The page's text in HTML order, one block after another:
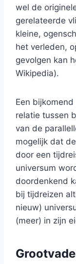
wel de
gerelateerde
kleine,
het verleden,
gevolgen kan
Wikipedia).
Een
relatie tussen
van de
mogelijk dat
door een
universum
doordenkend
bij tijdreizen
nieuw)
(meer) in zijn